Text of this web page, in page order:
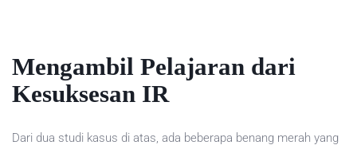
Mengambil Pelajaran dari
Kesuksesan IR
Dari dua studi kasus di atas, ada beberapa benang merah yang